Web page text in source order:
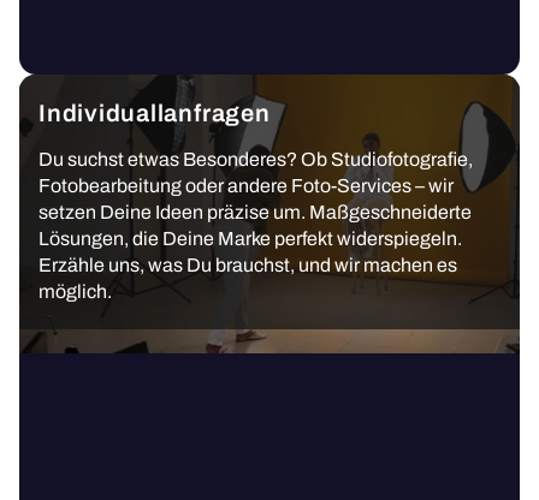
Individuallanfragen
Du suchst etwas Besonderes? Ob Studiofotografie,
Fotobearbeitung oder andere Foto-Services – wir
setzen Deine Ideen präzise um. Maßgeschneiderte
Lösungen, die Deine Marke perfekt widerspiegeln.
Erzähle uns, was Du brauchst, und wir machen es
möglich.